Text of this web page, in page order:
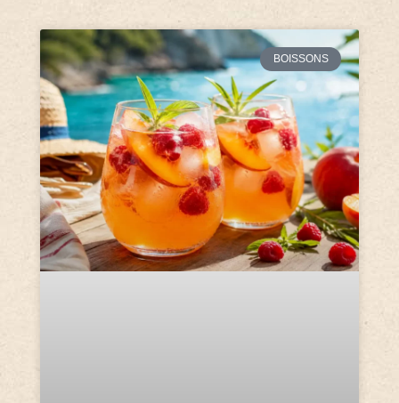
BOISSONS